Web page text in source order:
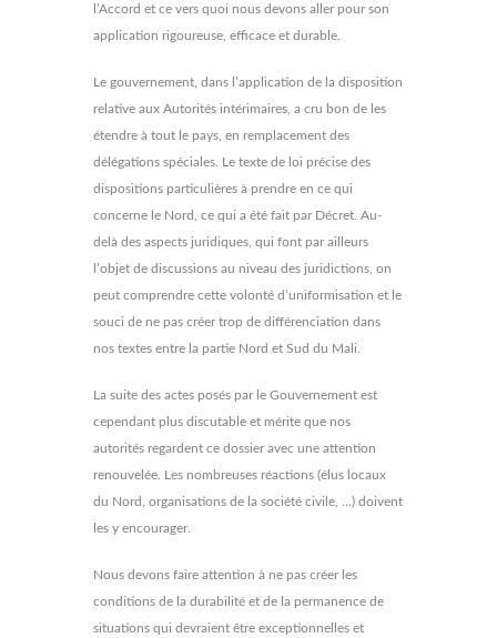
l’Accord et ce vers quoi nous devons aller pour son
application rigoureuse, efficace et durable.
Le gouvernement, dans l’application de la disposition
relative aux Autorités intérimaires, a cru bon de les
étendre à tout le pays, en remplacement des
délégations spéciales. Le texte de loi précise des
dispositions particulières à prendre en ce qui
concerne le Nord, ce qui a été fait par Décret. Au-
delà des aspects juridiques, qui font par ailleurs
l’objet de discussions au niveau des juridictions, on
peut comprendre cette volonté d’uniformisation et le
souci de ne pas créer trop de différenciation dans
nos textes entre la partie Nord et Sud du Mali.
La suite des actes posés par le Gouvernement est
cependant plus discutable et mérite que nos
autorités regardent ce dossier avec une attention
renouvelée. Les nombreuses réactions (élus locaux
du Nord, organisations de la société civile, …) doivent
les y encourager.
Nous devons faire attention à ne pas créer les
conditions de la durabilité et de la permanence de
situations qui devraient être exceptionnelles et